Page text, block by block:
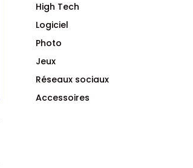
High Tech
Logiciel
Photo
Jeux
Réseaux sociaux
Accessoires